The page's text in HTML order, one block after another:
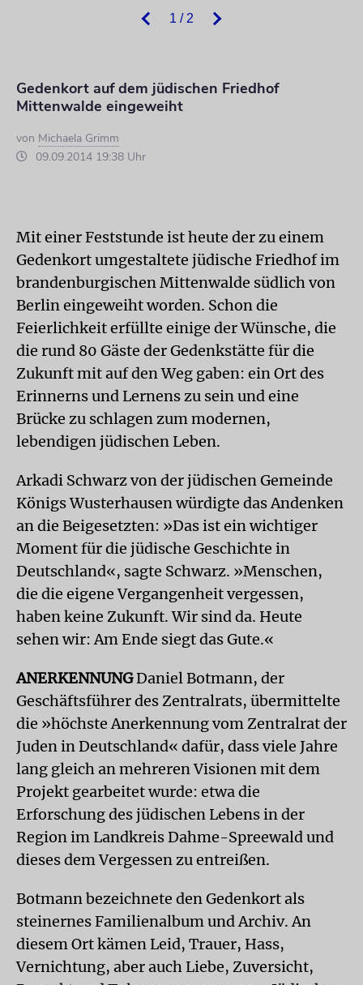
1 / 2
Gedenkort auf dem jüdischen Friedhof
Mittenwalde eingeweiht
von Michaela Grimm
09.09.2014 19:38 Uhr
Mit einer Feststunde ist heute der zu einem
Gedenkort umgestaltete jüdische Friedhof im
brandenburgischen Mittenwalde südlich von
Berlin eingeweiht worden. Schon die
Feierlichkeit erfüllte einige der Wünsche, die
die rund 80 Gäste der Gedenkstätte für die
Zukunft mit auf den Weg gaben: ein Ort des
Erinnerns und Lernens zu sein und eine
Brücke zu schlagen zum modernen,
lebendigen jüdischen Leben.
Arkadi Schwarz von der jüdischen Gemeinde
Königs Wusterhausen würdigte das Andenken
an die Beigesetzten: »Das ist ein wichtiger
Moment für die jüdische Geschichte in
Deutschland«, sagte Schwarz. »Menschen,
die die eigene Vergangenheit vergessen,
haben keine Zukunft. Wir sind da. Heute
sehen wir: Am Ende siegt das Gute.«
ANERKENNUNGDaniel Botmann, der
Geschäftsführer des Zentralrats, übermittelte
die »höchste Anerkennung vom Zentralrat der
Juden in Deutschland« dafür, dass viele Jahre
lang gleich an mehreren Visionen mit dem
Projekt gearbeitet wurde: etwa die
Erforschung des jüdischen Lebens in der
Region im Landkreis Dahme-Spreewald und
dieses dem Vergessen zu entreißen.
Botmann bezeichnete den Gedenkort als
steinernes Familienalbum und Archiv. An
diesem Ort kämen Leid, Trauer, Hass,
Vernichtung, aber auch Liebe, Zuversicht,